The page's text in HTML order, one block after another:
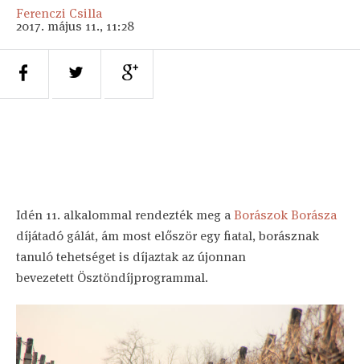
Ferenczi Csilla
2017. május 11., 11:28
Idén 11. alkalommal rendezték meg aBorászok Borásza
díjátadó gálát, ám most először egy fiatal, borásznak
tanuló tehetséget is díjaztak az újonnan
bevezetett Ösztöndíjprogrammal.